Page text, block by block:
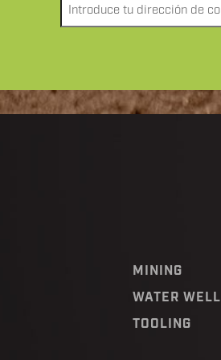
Envía
un
MINING
WATER WELL
TOOLING